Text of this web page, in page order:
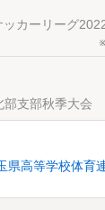
カーリーグ
支部秋季大会
県高等学校体育